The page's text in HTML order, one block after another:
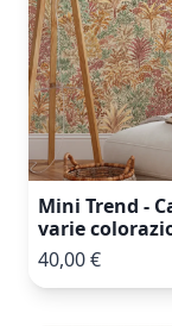
Mini Trend -
varie
40,00 €